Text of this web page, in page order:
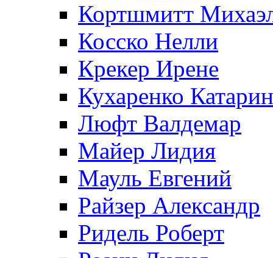
Кортшмитт
Косско Нелли
Крекер Ирене
Кухаренко
Люфт Валдемaр
Майер Лидия
Мауль Евгений
Райзер Александр
Ридель Роберт